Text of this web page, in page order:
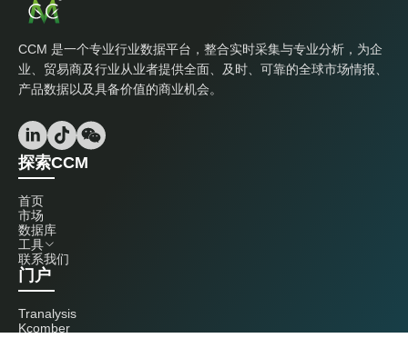
CCM 是一个专业行业数据平台，整合实时采集与专业分析，为企
业、贸易商及行业从业者提供全面、及时、可靠的全球市场情报、
产品数据以及具备价值的商业机会。
探索CCM
首页
市场
数据库
工具
联系我们
门户
Tranalysis
Kcomber